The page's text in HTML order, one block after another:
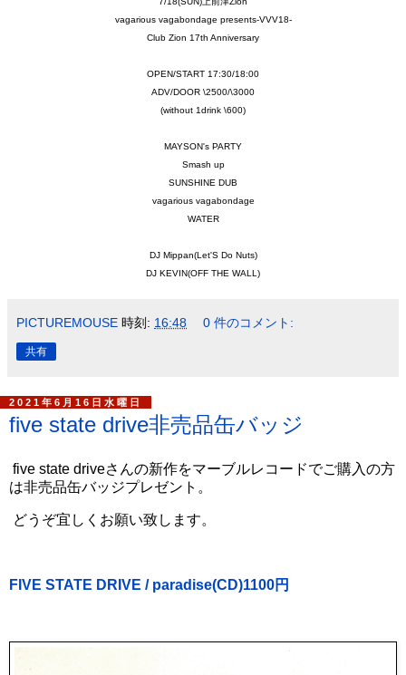
vagarious vagabondage presents-VVV18-
Club Zion 17th Anniversary
OPEN/START 17:30/18:00
ADV/DOOR \2500/\3000
(without 1drink \600)
MAYSON's PARTY
Smash up
SUNSHINE DUB
vagarious vagabondage
WATER
DJ Mippan(Let'S Do Nuts)
DJ KEVIN(OFF THE WALL)
PICTUREMOUSE 時刻: 16:48 0 件のコメント:
共有
2021年6月16日水曜日
five state drive非売品缶バッジ
five state driveさんの新作をマーブルレコードでご購入の方
は非売品缶バッジプレゼント。
どうぞ宜しくお願い致します。
FIVE STATE DRIVE / paradise(CD)1100円